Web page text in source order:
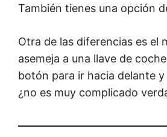
También tienes una opción
Otra de las diferencias es el
asemeja a una llave de
botón para ir hacia delante
¿no es muy complicado